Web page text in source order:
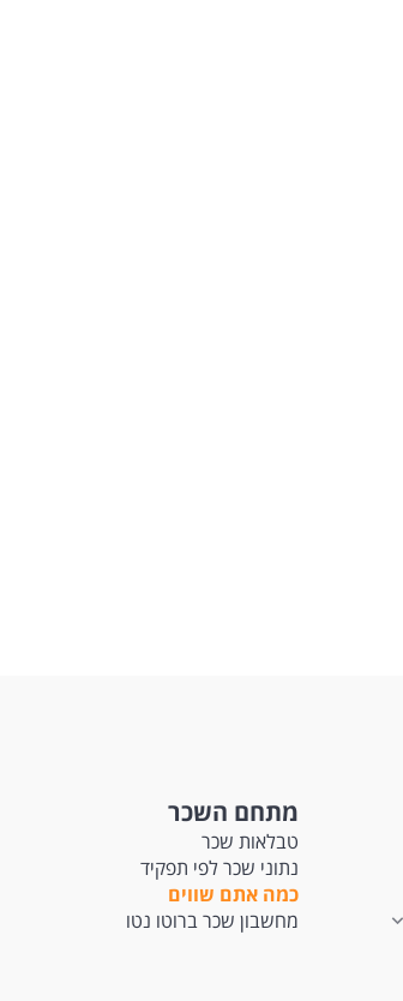
מתחם השכר
טבלאות שכר
נתוני שכר לפי תפקיד
כמה אתם שווים
מחשבון שכר ברוטו נטו